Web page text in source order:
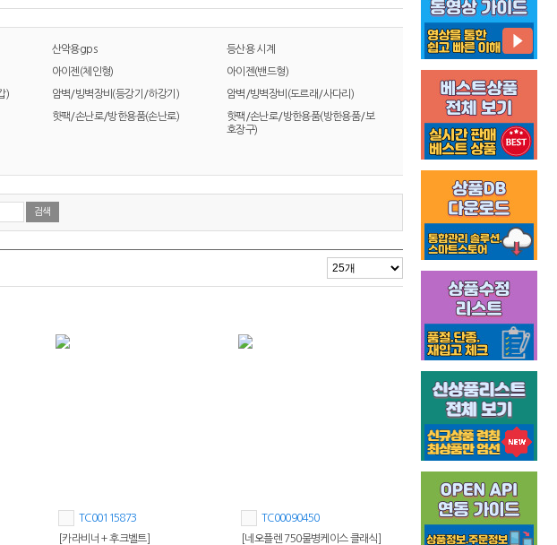
산악용gps 등산용 시계
아이젠(체인형) 아이젠(밴드형)
) 암벽/빙벽장비(등강기/하강기) 암벽/빙벽장비(도르래/사다리)
핫팩/손난로/방한용품(손난로)
핫팩/손난로/방한용품(방한용품/보
호장구)
TC00115873
[카라비너 + 후크벨트]
TC00090450
[네오플렌 750물병케이스 클래식]